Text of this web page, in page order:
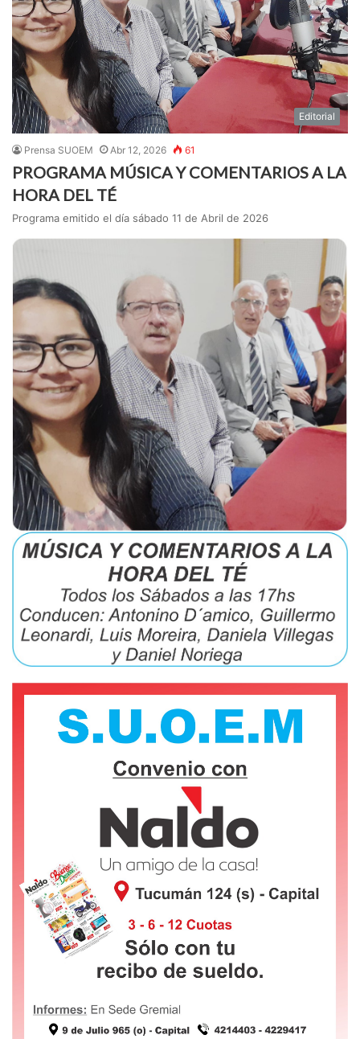
Editorial
Prensa SUOEM Abr 12, 2026 61
PROGRAMA MÚSICA Y COMENTARIOS A LA
HORA DEL TÉ
Programa emitido el día sábado 11 de Abril de 2026